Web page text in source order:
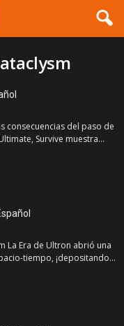
consecuencias del paso de
Survive muestra...
La Era de Ultron abrió una
tiempo, ¡depositando...